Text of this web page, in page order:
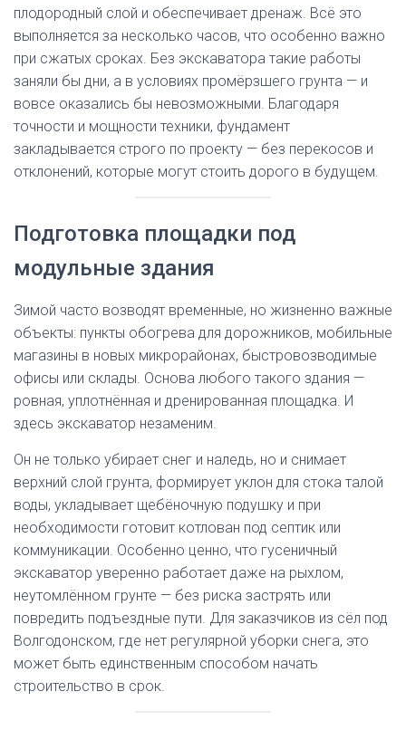
плодородный слой и обеспечивает дренаж. Всё это
выполняется за несколько часов, что особенно важно
при сжатых сроках. Без экскаватора такие работы
заняли бы дни, а в условиях промёрзшего грунта — и
вовсе оказались бы невозможными. Благодаря
точности и мощности техники, фундамент
закладывается строго по проекту — без перекосов и
отклонений, которые могут стоить дорого в будущем.
Подготовка площадки под
модульные здания
Зимой часто возводят временные, но жизненно важные
объекты: пункты обогрева для дорожников, мобильные
магазины в новых микрорайонах, быстровозводимые
офисы или склады. Основа любого такого здания —
ровная, уплотнённая и дренированная площадка. И
здесь экскаватор незаменим.
Он не только убирает снег и наледь, но и снимает
верхний слой грунта, формирует уклон для стока талой
воды, укладывает щебёночную подушку и при
необходимости готовит котлован под септик или
коммуникации. Особенно ценно, что гусеничный
экскаватор уверенно работает даже на рыхлом,
неутомлённом грунте — без риска застрять или
повредить подъездные пути. Для заказчиков из сёл под
Волгодонском, где нет регулярной уборки снега, это
может быть единственным способом начать
строительство в срок.